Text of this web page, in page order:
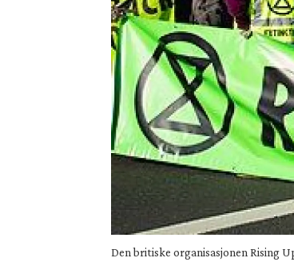
Den britiske organisasjonen Rising